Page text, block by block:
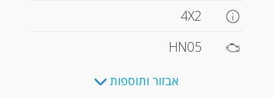
4X2
HN05
אבזור ותוספות